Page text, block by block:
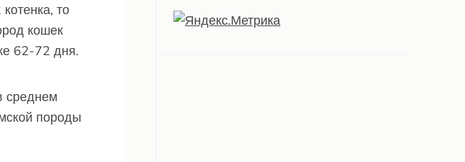
то
кошек
62-72 дня.
среднем
породы